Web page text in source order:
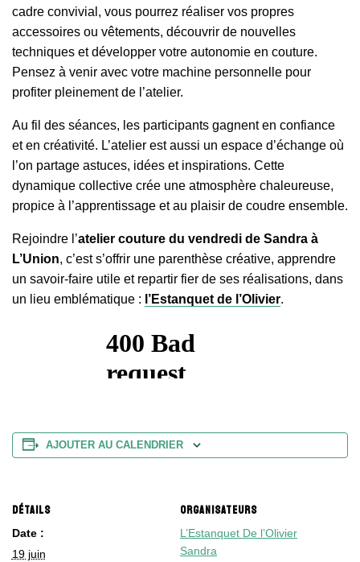
cadre convivial, vous pourrez réaliser vos propres
accessoires ou vêtements, découvrir de nouvelles
techniques et développer votre autonomie en couture.
Pensez à venir avec votre machine personnelle pour
profiter pleinement de l’atelier.
Au fil des séances, les participants gagnent en confiance
et en créativité. L’atelier est aussi un espace d’échange où
l’on partage astuces, idées et inspirations. Cette
dynamique collective crée une atmosphère chaleureuse,
propice à l’apprentissage et au plaisir de coudre ensemble.
Rejoindre l’atelier couture du vendredi de Sandra à
L’Union, c’est s’offrir une parenthèse créative, apprendre
un savoir-faire utile et repartir fier de ses réalisations, dans
un lieu emblématique : l’Estanquet de l’Olivier.
AJOUTER AU CALENDRIER
DÉTAILS
Date :
19 juin
ORGANISATEURS
L’Estanquet De l’Olivier
Sandra